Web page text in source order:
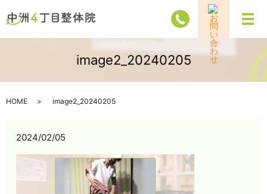
メ
image2_20240205
HOME image2_20240205
2024/02/05